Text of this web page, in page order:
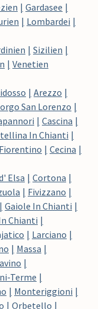
Gardasee
Lombardei
Sizilien
Venetien
Arezzo
San Lorenzo
Cascina
In Chianti
Cecina
Elsa
Cortona
Fivizzano
Gaiole In Chianti
Chianti
Larciano
Massa
Terme
Monteriggioni
Orbetello